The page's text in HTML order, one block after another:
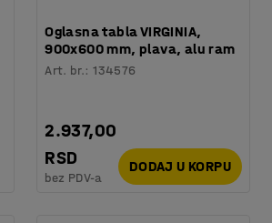
Oglasna tabla VIRGINIA,
900x600 mm, plava, alu ram
Art. br.:134576
2.937,00
RSD
bez PDV-a
DODAJ U KORPU